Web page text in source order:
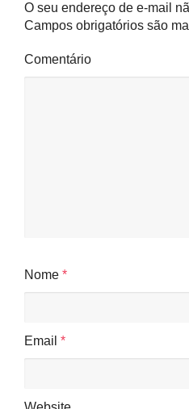
O seu endereço de e-mail
Campos obrigatórios são
Comentário
Nome *
Email *